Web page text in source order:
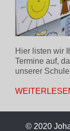
Hier listen wir
Termine auf,
unserer
© 2020